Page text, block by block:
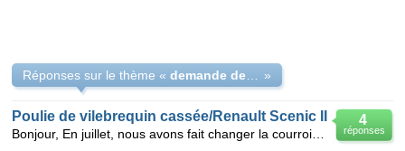
Réponses sur le thème « »
4
réponses
Poulie de vilebrequin cassée/Renault Scenic II